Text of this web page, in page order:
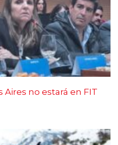
Aires no estará en FIT